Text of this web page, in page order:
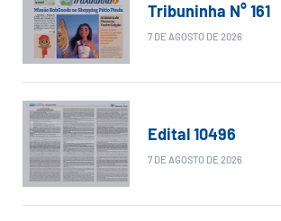
Tribuninha N° 161
7 DE AGOSTO DE 2026
Edital 10496
7 DE AGOSTO DE 2026